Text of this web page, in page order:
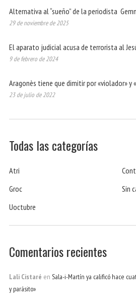
Alternativa al “sueño” de la periodista
29 de noviembre de 2025
El aparato judicial acusa de terrorista al
9 de febrero de 2024
Aragonès tiene que dimitir por «violador» y
23 de julio de 2022
Todas las categorías
Atri
Groc
Sin
Uoctubre
Comentarios recientes
Lali Cistaré en Sala-i-Martín ya calificó hace
y parásito»